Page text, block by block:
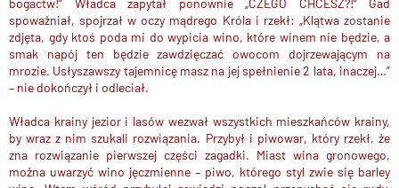
bogactw!” Władca zapytał ponownie „CZEGO CHCESZ?!” Gad
spoważniał, spojrzał w oczy mądrego Króla i rzekł: „Klątwa zostanie
zdjęta, gdy ktoś poda mi do wypicia wino, które winem nie będzie, a
smak napój ten będzie zawdzięczać owocom dojrzewającym na
mrozie. Usłyszawszy tajemnicę masz na jej spełnienie 2 lata, inaczej…”
– nie dokończył i odleciał.
Władca krainy jezior i lasów wezwał wszystkich mieszkańców krainy,
by wraz z nim szukali rozwiązania. Przybył i piwowar, który rzekł, że
zna rozwiązanie pierwszej części zagadki. Miast wina gronowego,
można uwarzyć wino jęczmienne – piwo, którego styl zwie się barley